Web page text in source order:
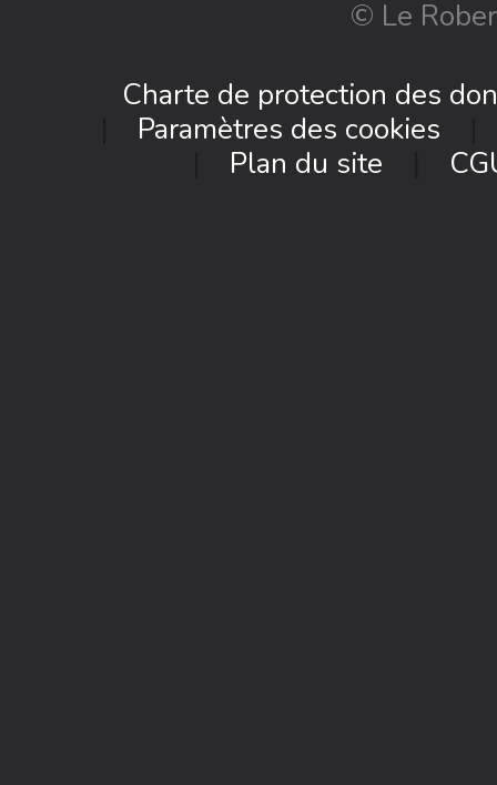
© Le
Charte de protection des
Paramètres des cookies
Plan du site